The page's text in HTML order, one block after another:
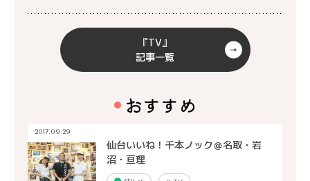
『TV』
記事一覧
おすすめ
2017.09.29
仙台いいね！千本ノック＠名取・岩
沼・亘理